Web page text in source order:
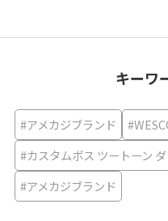
キーワ
#アメカジブランド
#カスタムボス ツートーン
#アメカジブランド